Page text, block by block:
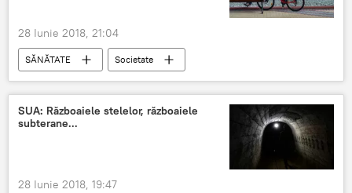
28 Iunie 2018, 21:04
SĂNĂTATE Societate
SUA: Războaiele stelelor, războaiele
subterane...
28 Iunie 2018, 19:47